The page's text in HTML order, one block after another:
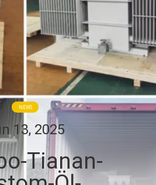
NEWS
13, 2025
Tianan-